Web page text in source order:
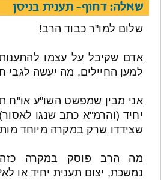
שאלה: דחוף- תענית בניסן
שלום למו"ר כבוד הרב!
אדם שקיבל על עצמו
למען החיילים, מה יעשה לגבי
אני מבין שמפשט השו"ע או"ח
יחיד (והרמ"א כתב שנגו
שצידדו שרק במקרה מיוחד
מה הרב פוסק במקרה כזה
נמשכת, יצום תענית יחיד או